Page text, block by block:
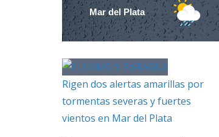
Mar del Plata
Rigen dos alertas amarillas por
tormentas severas y fuertes
vientos en Mar del Plata